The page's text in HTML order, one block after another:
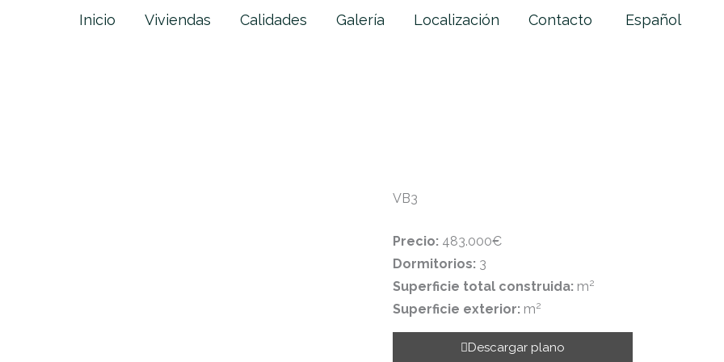
Inicio Viviendas Calidades Galería Localización Contacto Español
VB3
Precio:483.000€
Dormitorios:3
Superficie total construida:m2
Superficie exterior:m2
Descargar plano